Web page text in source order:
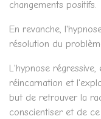
changements positifs.
En revanche,
résolution du
L'hypnose
réincarnation et
but de retrouver la
conscientiser et de ce